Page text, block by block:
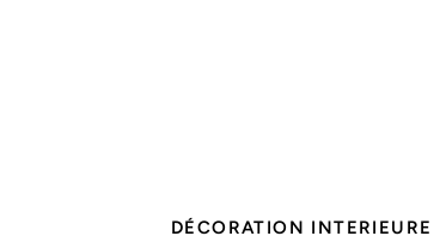
DÉCORATION INTERIEURE